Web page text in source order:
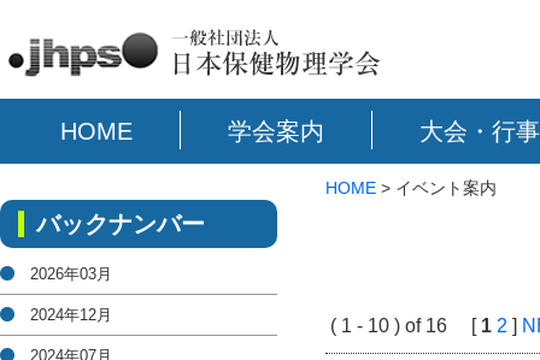
HOME 学会案内 大会・行事
HOME > イベント案内
( 1 - 10 ) of 16 [ 1 2 ]
バックナンバー
2026年03月
2024年12月
2024年07月